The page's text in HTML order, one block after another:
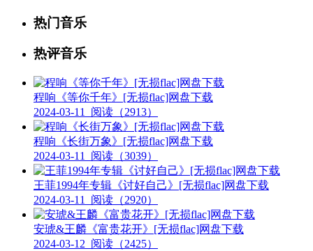
热门音乐
热评音乐
程响《等你千年》[无损flac]网盘下载
2024-03-11
阅读（2913）
程响《长街万象》[无损flac]网盘下载
2024-03-11
阅读（3039）
王菲1994年专辑《讨好自己》[无损flac]网盘下载
2024-03-11
阅读（2920）
安琥&王麟《富贵花开》[无损flac]网盘下载
2024-03-12 阅读（2425）